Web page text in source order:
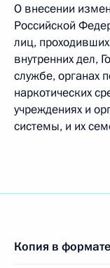
О внесении
Российской
лиц,
внутренних дел,
службе, органах
наркотических
учреждениях и
системы, и их
Копия в